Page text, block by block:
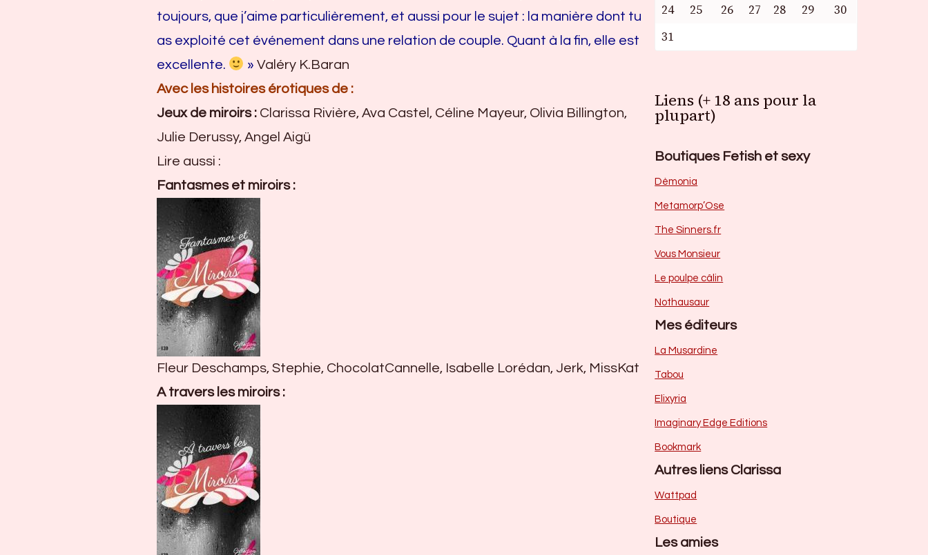
toujours, que j’aime particulièrement, et aussi pour le sujet : la manière dont tu
as exploité cet événement dans une relation de couple. Quant à la fin, elle est
excellente.
» Valéry K.Baran
Avec les histoires érotiques de :
Jeux de miroirs : Clarissa Rivière, Ava Castel, Céline Mayeur, Olivia Billington,
Julie Derussy, Angel Aigü
Lire aussi :
Fantasmes et miroirs :
Fleur Deschamps, Stephie, ChocolatCannelle, Isabelle Lorédan, Jerk, MissKat
A travers les miroirs :
24
25 26 27 28 29
30
31
Liens (+ 18 ans pour la
plupart)
Boutiques Fetish et sexy
Dèmonia
Metamorp’Ose
The Sinners.fr
Vous Monsieur
Le poulpe câlin
Nothausaur
Mes éditeurs
La Musardine
Tabou
Elixyria
Imaginary Edge Editions
Bookmark
Autres liens Clarissa
Wattpad
Boutique
Les amies